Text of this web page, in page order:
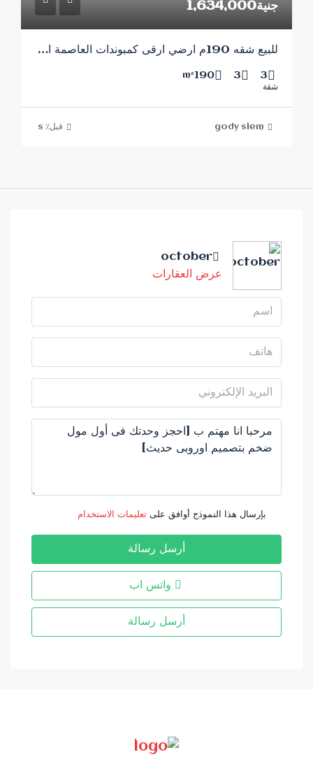
جنية1,634,000
للبيع شقه 190م ارضي ارقى كمبوندات العاصمة الاداريه
3
3
190
m²
شقة
gody slem قبل٪ s
october
عرض العقارات
بإرسال هذا النموذج أوافق على تعليمات الاستخدام
أرسل رسالة
واتس اب
أرسل رسالة